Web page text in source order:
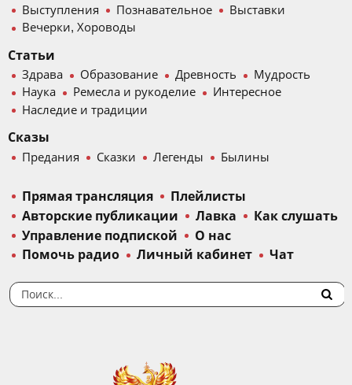
Выступления
Познавательное
Выставки
Вечерки, Хороводы
Статьи
Здрава Образование Древность
Мудрость
Наука
Ремесла и рукоделие
Интересное
Наследие и традиции
Сказы
Предания Сказки Легенды Былины
Прямая трансляция
Плейлисты
Авторские публикации
Лавка
Как слушать
Управление подпиской
О нас
Помочь радио
Личный кабинет Чат